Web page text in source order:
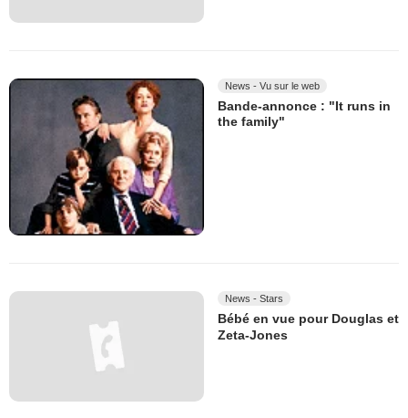
News - Vu sur le web
Bande-annonce : "It runs in
the family"
News - Stars
Bébé en vue pour Douglas et
Zeta-Jones